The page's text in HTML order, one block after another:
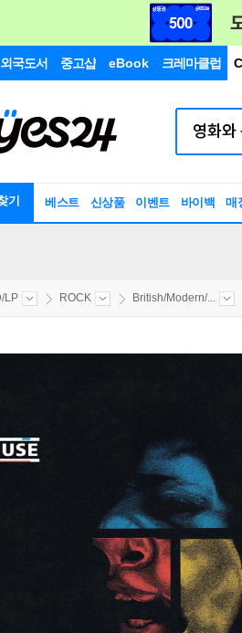
외국도서 중고샵 eBook 크레마클럽
기 베스트 신상품 이벤트 바이백 매
LP ROCK British/Modern/...